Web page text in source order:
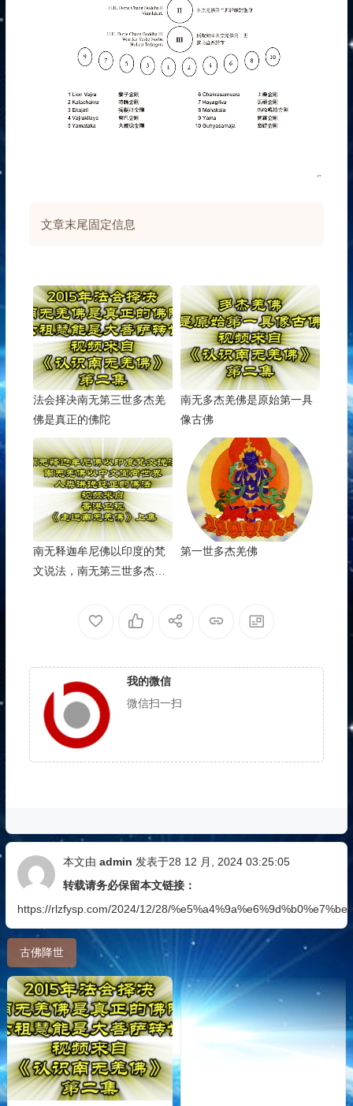
文章末尾固定信息
法会择决南无第三世多杰羌
佛是真正的佛陀
南无多杰羌佛是原始第一具
像古佛
南无释迦牟尼佛以印度的梵
文说法，南无第三世多杰羌
第一世多杰羌佛
我的微信
微信扫一扫
本文由 admin 发表于28 12 月, 2024 03:25:05
转载请务必保留本文链接：
https://rlzfysp.com/2024/12/28/
古佛降世